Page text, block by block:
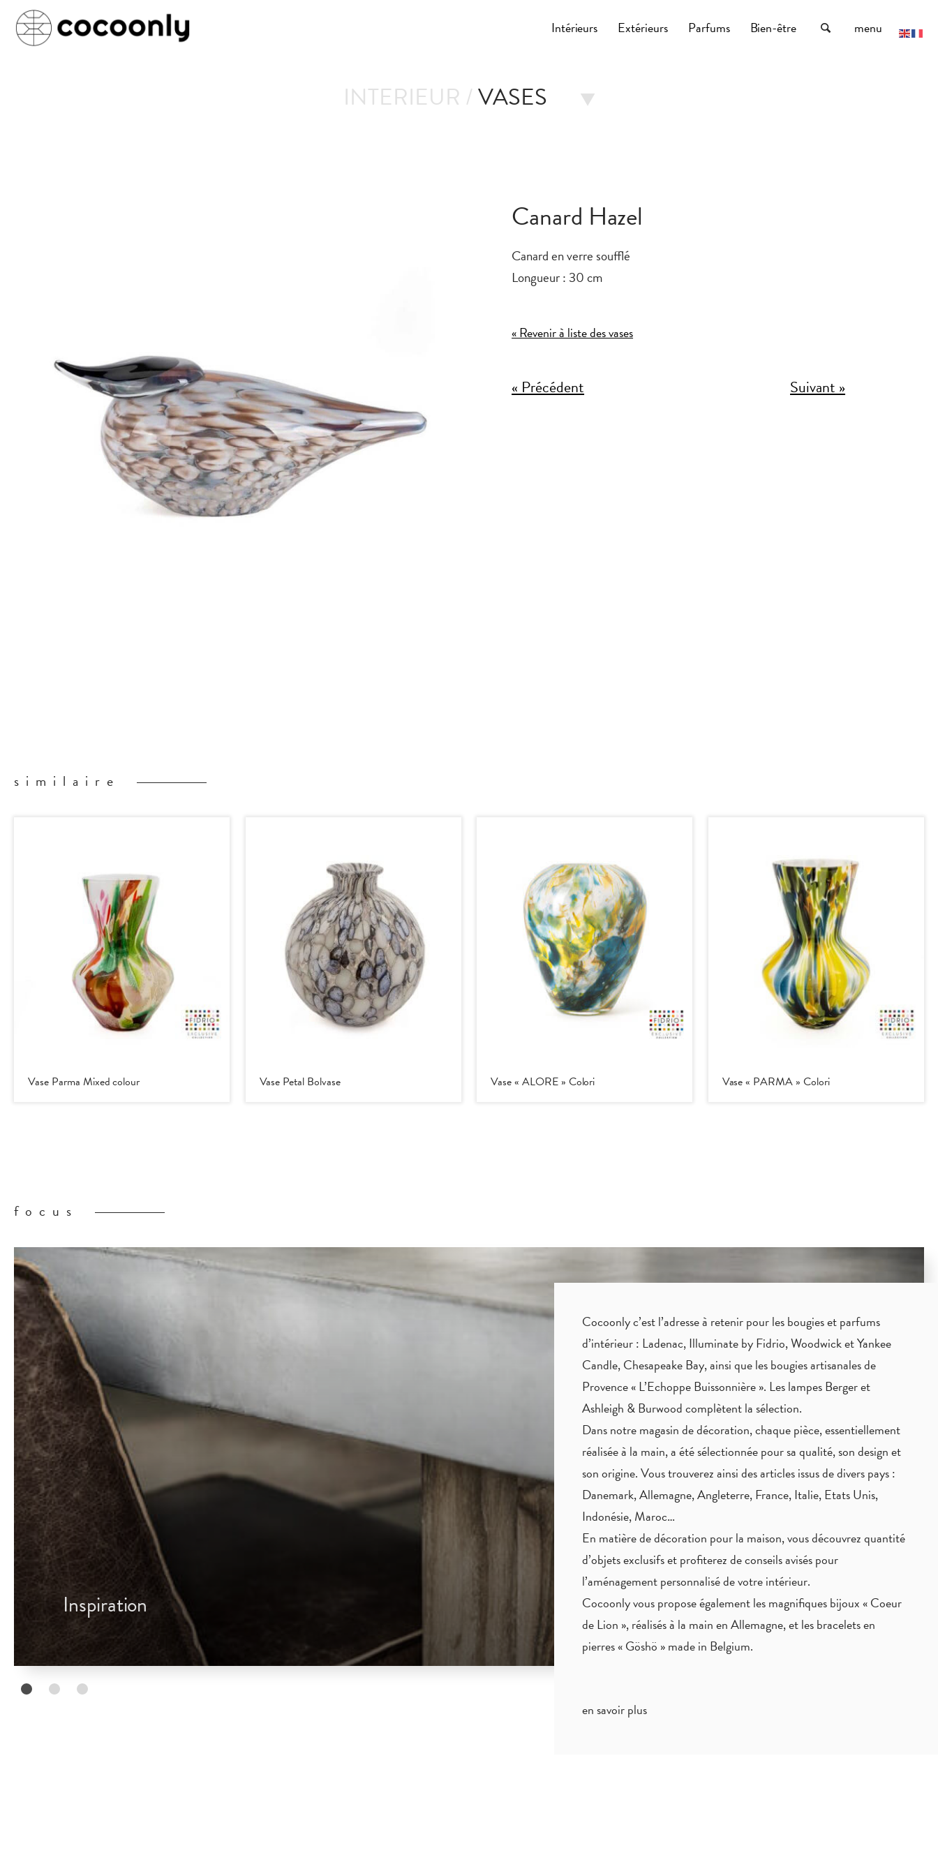
Intérieurs Extérieurs Parfums Bien-être menu
INTERIEUR /VASES
Canard Hazel
Canard en verre soufflé
Longueur : 30 cm
« Revenir à liste des vases
« Précédent Suivant »
similaire
Vase Parma Mixed colour Vase Petal Bolvase Vase « ALORE » Colori Vase « PARMA » Colori
focus
Inspiration
Cocoonly c’est l’adresse à retenir pour les bougies et parfums
d’intérieur : Ladenac, Illuminate by Fidrio, Woodwick et Yankee
Candle, Chesapeake Bay, ainsi que les bougies artisanales de
Provence « L’Echoppe Buissonnière ». Les lampes Berger et
Ashleigh & Burwood complètent la sélection.
Dans notre magasin de décoration, chaque pièce,essentiellement
réalisée à la main, a été sélectionnée pour sa qualité, son design et
son origine. Vous trouverez ainsi des articles issus de divers pays :
Danemark, Allemagne, Angleterre, France, Italie, Etats Unis,
Indonésie, Maroc…
En matière de décoration pour la maison, vous découvrez quantité
d’objets exclusifset profiterez deconseils aviséspour
l’aménagement personnalisé de votre intérieur.
Cocoonly vous propose également les magnifiques bijoux « Coeur
de Lion », réalisés à la main en Allemagne, et les bracelets en
pierres « Göshö » made in Belgium.
en savoir plus